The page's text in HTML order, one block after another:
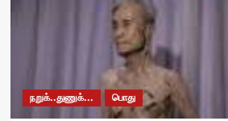
நறுக்..துணுக்... பொது